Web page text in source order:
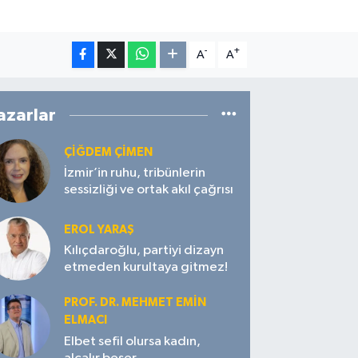
A- A+
ÇIĞDEM ÇIMEN
İzmir’in ruhu, tribünlerin
sessizliği ve ortak akıl çağrısı
EROL YARAŞ
Kılıçdaroğlu, partiyi dizayn
etmeden kurultaya gitmez!
PROF. DR. MEHMET EMIN
ELMACI
Elbet sefil olursa kadın,